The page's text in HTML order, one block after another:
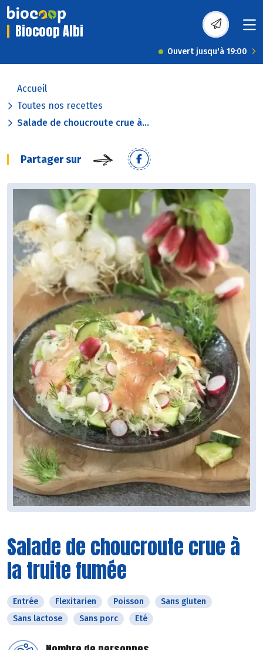
Biocoop Albi
Ouvert jusqu'à 19:00
Accueil
Toutes nos recettes
Salade de choucroute crue à...
Partager sur
Salade de choucroute crue à
la truite fumée
Entrée Flexitarien Poisson
Sans gluten
Sans lactose
Sans porc Eté